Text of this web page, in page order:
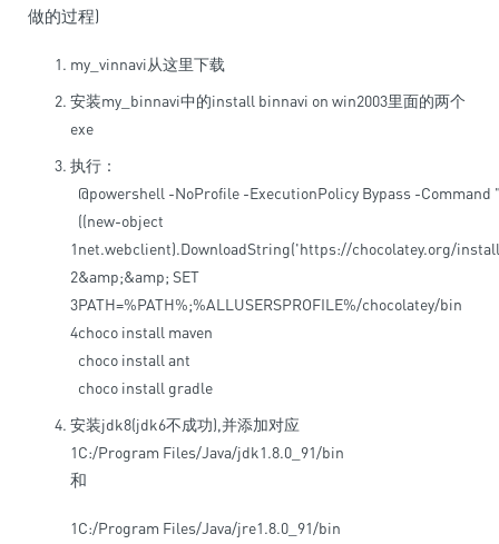
做的过程)
my_vinnavi从这里下载
安装my_binnavi中的install binnavi on win2003里面的两个
exe
执行：
1
2
3
4
@powershell -NoProfile -ExecutionPolicy Bypass -Command
((new-object
net.webclient).DownloadString('https://chocolatey.org/
&amp;&amp; SET
PATH=%PATH%;%ALLUSERSPROFILE%/chocolatey/bin
choco install maven
choco install ant
choco install gradle
安装jdk8(jdk6不成功),并添加对应
1C:/Program Files/Java/jdk1.8.0_91/bin
和
1C:/Program Files/Java/jre1.8.0_91/bin